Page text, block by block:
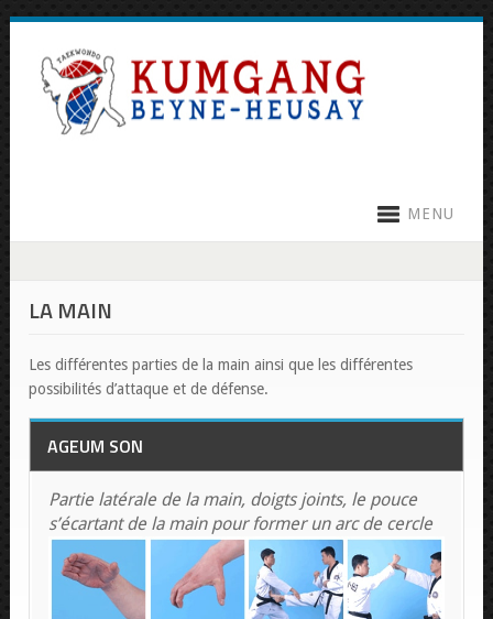
MENU
LA MAIN
Les différentes parties de la main ainsi que les différentes
possibilités d’attaque et de défense.
AGEUM SON
Partie latérale de la main, doigts joints, le pouce
s’écartant de la main pour former un arc de cercle